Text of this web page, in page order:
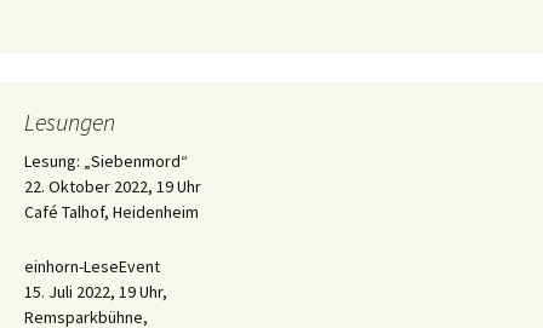
Lesungen
Lesung: „Siebenmord“
22. Oktober 2022, 19 Uhr
Café Talhof, Heidenheim
einhorn-LeseEvent
15. Juli 2022, 19 Uhr,
Remsparkbühne,